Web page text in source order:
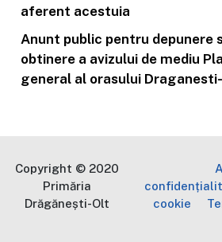
aferent acestuia
Anunt public pentru depunere
obtinere a avizului de mediu
general al orasului
Copyright © 2020
Primăria
Drăgănești-Olt
cookie